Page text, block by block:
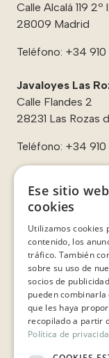
Calle Alcalá 119 2º
28009 Madrid
Teléfono: +34
Javaloyes Las
Calle Flandes 2
28231 Las Rozas
Teléfono: +34
Enlaces:
Contacto
Sobre nosotros
Casos de éxito
Testimonios
Ese sitio
cookies
Utilizamos cookies
contenido, los
tráfico. También
sobre su uso de
socios de
pueden
que les haya
recopilado a partir
Política de